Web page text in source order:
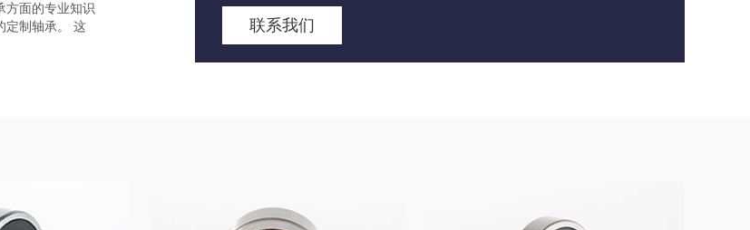
方面的专业知识
定制轴承。 这
联系我们